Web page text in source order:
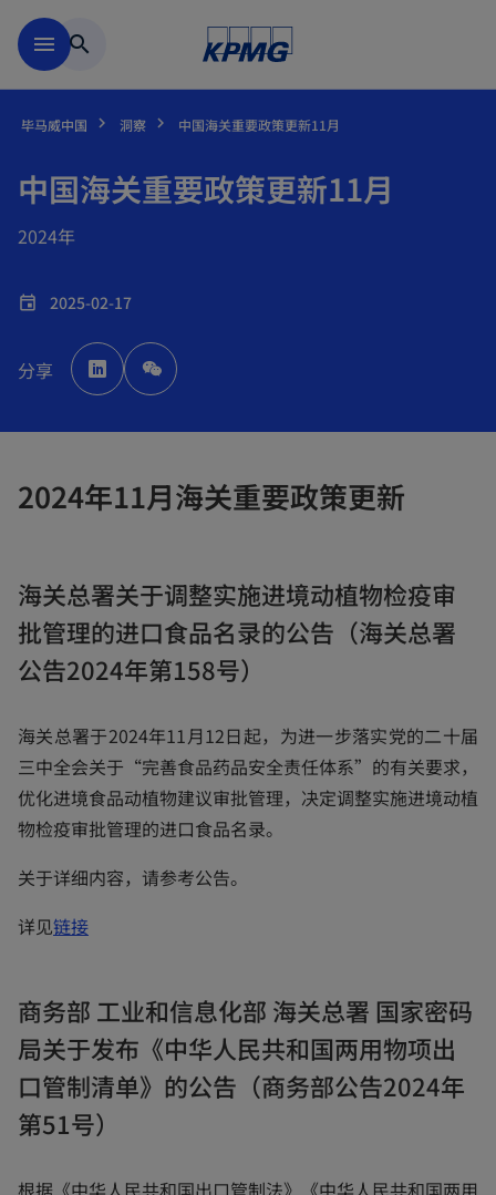
menu search
毕马威中国 洞察 中国海关重要政策更新11月
中国海关重要政策更新11月
2024年
event 2025-02-17
分享 p
e
n
t
a
2024年11月海关重要政策更新
海关总署关于调整实施进境动植物检疫审
批管理的进口食品名录的公告（海关总署
公告2024年第158号）
海关总署于2024年11月12日起，为进一步落实党的二十届
三中全会关于“完善食品药品安全责任体系”的有关要求，
优化进境食品动植物建议审批管理，决定调整实施进境动植
物检疫审批管理的进口食品名录。
关于详细内容，请参考公告。
详见链接o
n
s
i
n
a
商务部 工业和信息化部 海关总署 国家密码
局关于发布《中华人民共和国两用物项出
口管制清单》的公告（商务部公告2024年
第51号）